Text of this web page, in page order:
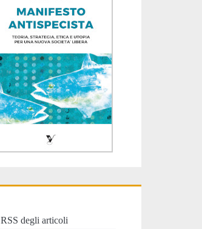
RSS degli articoli